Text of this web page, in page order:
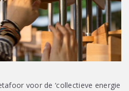
voor de ‘collectieve energie